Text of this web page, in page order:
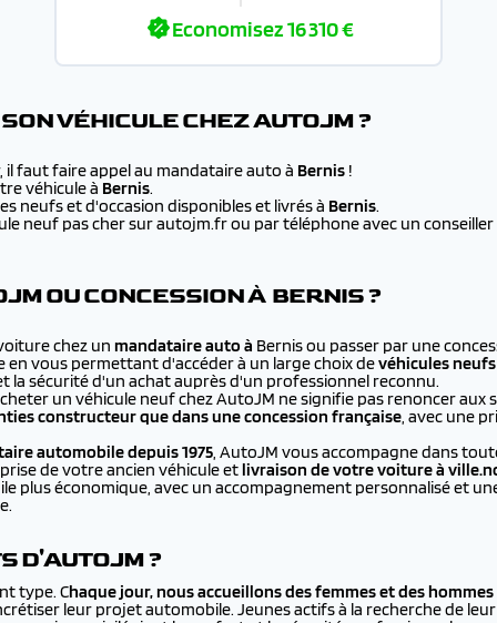
Economisez16 310 €
VÉHICULE CHEZ AUTOJM ?
faut faire appel au mandataire auto à Bernis !
véhicule à Bernis.
neufs et d'occasion disponibles et livrés à Bernis.
neuf pas cher sur autojm.fr ou par téléphone avec un conseiller
OU CONCESSION À BERNIS ?
chez un mandataire auto à Bernis ou passer par une
vous permettant d'accéder à un large choix devéhicules
la sécurité d'un achat auprès d'un professionnel reconnu.
un véhicule neuf chez AutoJM ne signifie pas renoncer
constructeur que dans une concession française, avec une
automobile depuis 1975, AutoJM vous accompagne dans
de votre ancien véhicule etlivraison de votre voiture à
plus économique, avec un accompagnement personnalisé et
D'AUTOJM ?
type. Chaque jour, nous accueillons des femmes et des
leur projet automobile. Jeunes actifs à la recherche de